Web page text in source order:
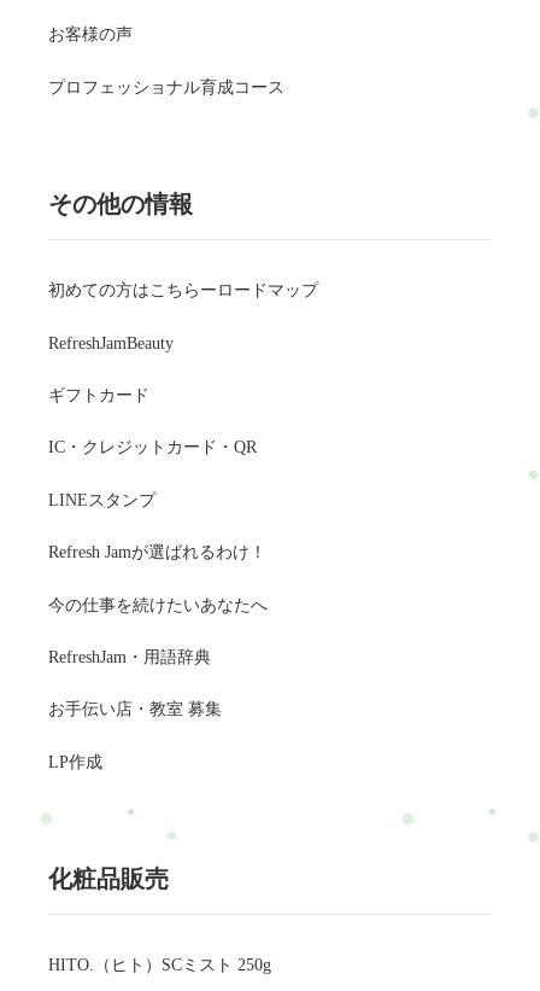
お客様の声
プロフェッショナル育成コース
その他の情報
初めての方はこちらーロードマップ
RefreshJamBeauty
ギフトカード
IC・クレジットカード・QR
LINEスタンプ
Refresh Jamが選ばれるわけ！
今の仕事を続けたいあなたへ
RefreshJam・用語辞典
お手伝い店・教室 募集
LP作成
化粧品販売
HITO.（ヒト）SCミスト 250g